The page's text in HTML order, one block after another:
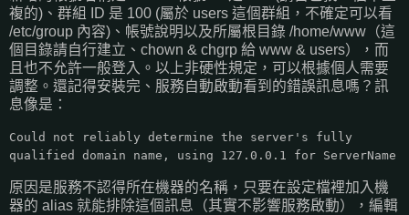
複的)、群組 ID 是 100 (屬於 users 這個群組，不確定可以看
/etc/group 內容)、帳號說明以及所屬根目錄 /home/www（這
個目錄請自行建立、chown & chgrp 給 www & users），而
且也不允許一般登入。以上非硬性規定，可以根據個人需要
調整。還記得安裝完、服務自動啟動看到的錯誤訊息嗎？訊
息像是：
Could not reliably determine the server's fully
qualified domain name, using 127.0.0.1 for ServerName
原因是服務不認得所在機器的名稱，只要在設定檔裡加入機
器的 alias 就能排除這個訊息（其實不影響服務啟動），編輯